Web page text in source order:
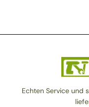
Echten Service und